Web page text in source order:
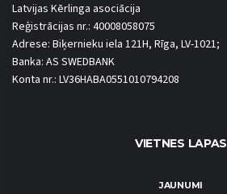
Latvijas Kērlinga asociācija
Reģistrācijas nr.: 40008058075
Adrese: Biķernieku iela 121H, Rīga, LV-1021;
Banka: AS SWEDBANK
Konta nr.: LV36HABA0551010794208
VIETNES LAPAS
JAUNUMI